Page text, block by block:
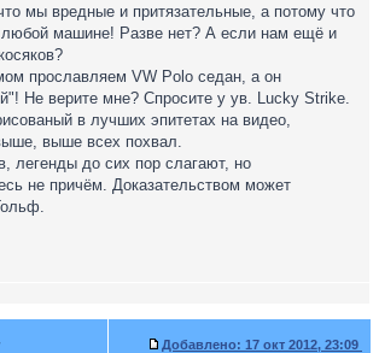
мы вредные и притязательные, а потому что
любой машине! Разве нет? А если нам ещё и
прославляем VW Polo седан, а он
Не верите мне? Спросите у ув. Lucky Strike.
в лучших эпитетах на видео,
выше всех похвал.
легенды до сих пор слагают, но
не причём. Доказательством может
Добавлено: 17 окт 2012, 23:09